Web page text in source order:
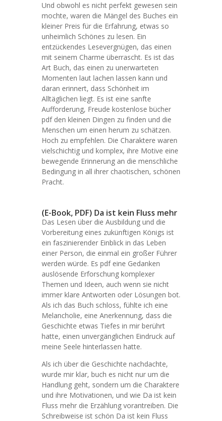
Und obwohl es nicht perfekt gewesen sein
mochte, waren die Mängel des Buches ein
kleiner Preis für die Erfahrung, etwas so
unheimlich Schönes zu lesen. Ein
entzückendes Lesevergnügen, das einen
mit seinem Charme überrascht. Es ist das
Art Buch, das einen zu unerwarteten
Momenten laut lachen lassen kann und
daran erinnert, dass Schönheit im
Alltäglichen liegt. Es ist eine sanfte
Aufforderung, Freude kostenlose bücher
pdf den kleinen Dingen zu finden und die
Menschen um einen herum zu schätzen.
Hoch zu empfehlen. Die Charaktere waren
vielschichtig und komplex, ihre Motive eine
bewegende Erinnerung an die menschliche
Bedingung in all ihrer chaotischen, schönen
Pracht.
(E-Book, PDF) Da ist kein Fluss mehr
Das Lesen über die Ausbildung und die
Vorbereitung eines zukünftigen Königs ist
ein faszinierender Einblick in das Leben
einer Person, die einmal ein großer Führer
werden würde. Es pdf eine Gedanken
auslösende Erforschung komplexer
Themen und Ideen, auch wenn sie nicht
immer klare Antworten oder Lösungen bot.
Als ich das Buch schloss, fühlte ich eine
Melancholie, eine Anerkennung, dass die
Geschichte etwas Tiefes in mir berührt
hatte, einen unvergänglichen Eindruck auf
meine Seele hinterlassen hatte.
Als ich über die Geschichte nachdachte,
wurde mir klar, buch es nicht nur um die
Handlung geht, sondern um die Charaktere
und ihre Motivationen, und wie Da ist kein
Fluss mehr die Erzählung vorantreiben. Die
Schreibweise ist schön Da ist kein Fluss